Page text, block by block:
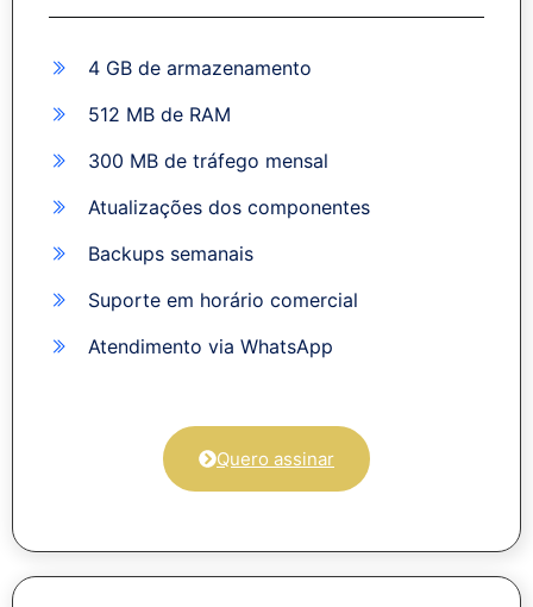
4 GB de armazenamento
512 MB de RAM​
300 MB de tráfego mensal
Atualizações dos componentes
Backups semanais
Suporte em horário comercial
Atendimento via WhatsApp
Quero assinar